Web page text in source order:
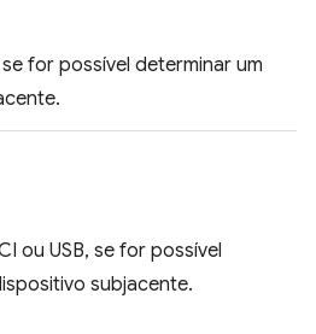
for possível determinar um
ou USB, se for possível
subjacente.